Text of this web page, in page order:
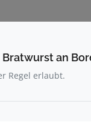
an
Regel erlaubt.